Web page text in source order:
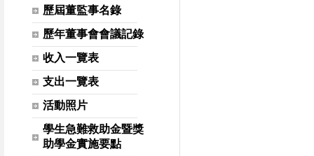
歷屆董監事名錄
歷年董事會會議記錄
收入一覽表
支出一覽表
活動照片
學生急難救助金暨獎
助學金實施要點